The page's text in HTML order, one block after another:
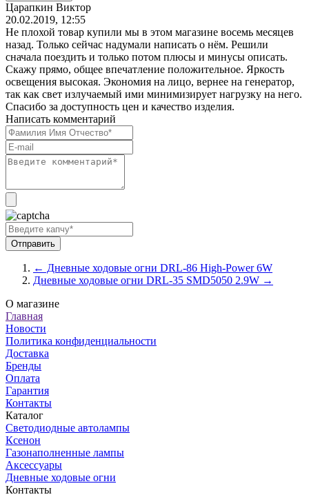
Царапкин Виктор
20.02.2019, 12:55
Не плохой товар купили мы в этом магазине восемь месяцев
назад. Только сейчас надумали написать о нём. Решили
сначала поездить и только потом плюсы и минусы описать.
Скажу прямо, общее впечатление положительное. Яркость
освещения высокая. Экономия на лицо, вернее на генератор,
так как свет излучаемый ими минимизирует нагрузку на него.
Спасибо за доступность цен и качество изделия.
Написать комментарий
← Дневные ходовые огни DRL-86 High-Power 6W
Дневные ходовые огни DRL-35 SMD5050 2.9W →
О магазине
Главная
Новости
Политика конфиденциальности
Доставка
Бренды
Оплата
Гарантия
Контакты
Каталог
Светодиодные автолампы
Ксенон
Газонаполненные лампы
Аксессуары
Дневные ходовые огни
Контакты